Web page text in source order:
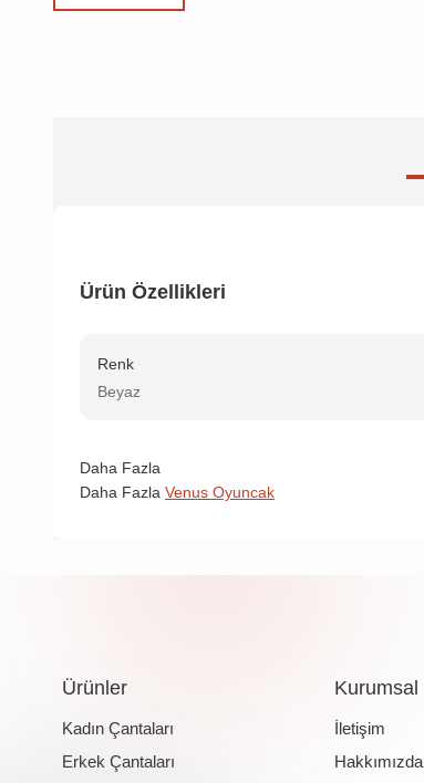
Ürün Özellikleri
Renk
Beyaz
Daha Fazla
Daha Fazla Venus Oyuncak
Ürünler
Kadın Çantaları
Erkek Çantaları
Kurumsal
İletişim
Hakkımızda